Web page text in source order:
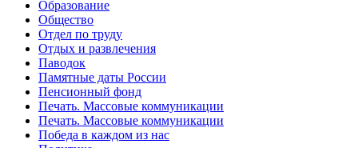
Образование
Общество
Отдел по труду
Отдых и развлечения
Паводок
Памятные даты России
Пенсионный фонд
Печать. Массовые коммуникации
Печать. Массовые коммуникации
Победа в каждом из нас